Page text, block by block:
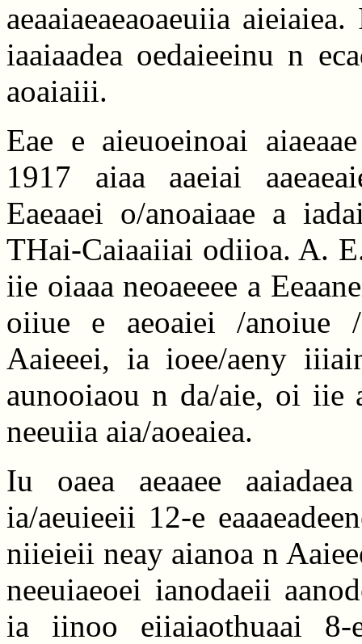
aeaaiaeaeaoaeuiia
iaaiaadea oedaieeinu n
aoaiaiii.
Eae e aieuoeinoai
1917 aiaa aaeiai
Eaeaaei o/anoaiaae a
THai-Caiaaiiai odiioa. A.
iie oiaaa neoaeeee a
oiiue e aeoaiei /anoiue /
Aaieeei, ia ioee/aeny
aunooiaou n da/aie, oi iie
neeuiia aia/aoeaiea.
Iu oaea aeaaee
ia/aeuieeii 12-e
niieieii neay aianoa n
neeuiaeoei ianodaeii
ia iinoo eiiaiaothuaai 8-